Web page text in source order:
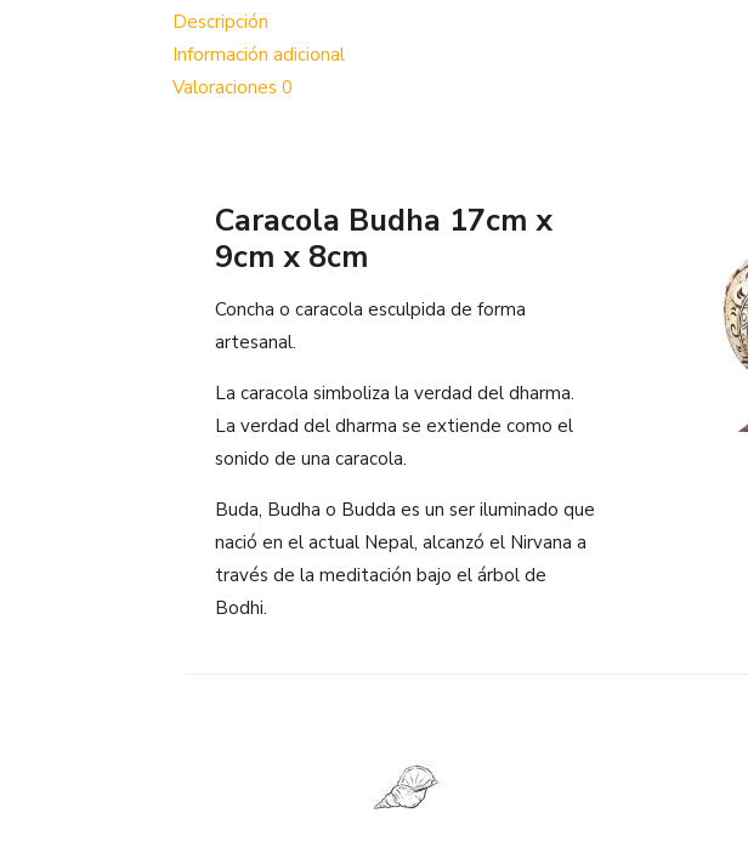
Descripción
Información adicional
Valoraciones 0
Caracola Budha 17cm x
9cm x 8cm
Concha o caracola esculpida de forma
artesanal.
La caracola simboliza la verdad del dharma.
La verdad del dharma se extiende como el
sonido de una caracola.
Buda, Budha o Budda es un ser iluminado que
nació en el actual Nepal, alcanzó el Nirvana a
través de la meditación bajo el árbol de
Bodhi.